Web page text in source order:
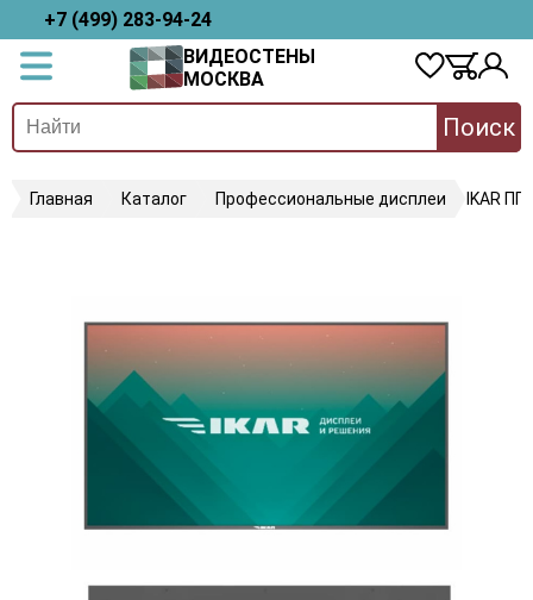
+7 (499) 283-94-24
ВИДЕОСТЕНЫ
МОСКВА
Поиск
Главная Каталог Профессиональные дисплеи IKAR